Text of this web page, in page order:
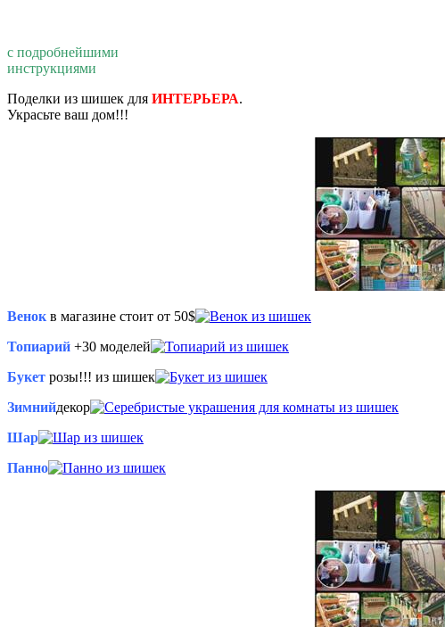
с подробнейшими
инструкциями
Поделки из шишек для ИНТЕРЬЕРА.
Украсьте ваш дом!!!
Венок в магазине стоит от 50$
Топиарий +30 моделей
Букет розы!!! из шишек
Зимнийдекор
Шар
Панно